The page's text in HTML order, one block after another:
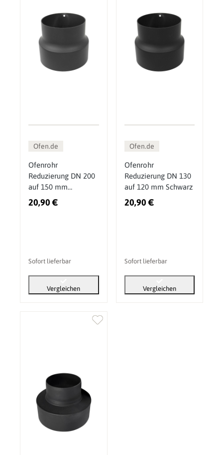
Ofen.de
Ofenrohr
Reduzierung DN 200
auf 150 mm
Gussgrau
20,90 €
Sofort lieferbar
Vergleichen
Ofen.de
Ofenrohr
Reduzierung DN 130
auf 120 mm Schwarz
20,90 €
Sofort lieferbar
Vergleichen